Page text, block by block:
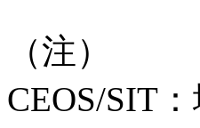
（注）
CEOS/